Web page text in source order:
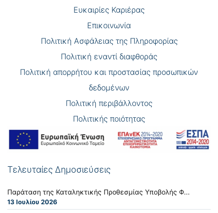
Eυκαιρίες Καριέρας
Επικοινωνία
Πολιτική Ασφάλειας της Πληροφορίας
Πολιτική εναντί διαφθοράς
Πολιτική απορρήτου και προστασίας προσωπικών
δεδομένων
Πολιτική περιβάλλοντος
Πολιτικής ποιότητας
Τελευταίες Δημοσιεύσεις
Παράταση της Καταληκτικής Προθεσμίας Υποβολής Φ...
13 Ιουλίου 2026